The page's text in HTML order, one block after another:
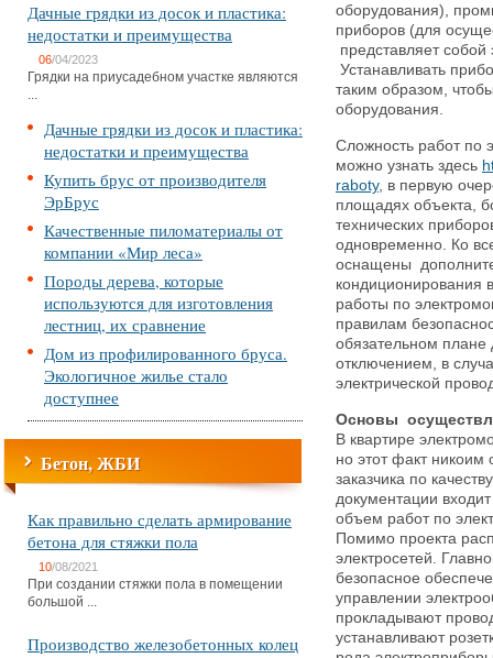
Дачные грядки из досок и пластика:
недостатки и преимущества
06/04/2023
Грядки на приусадебном участке являются
...
Дачные грядки из досок и пластика:
недостатки и преимущества
Купить брус от производителя
ЭрБрус
Качественные пиломатериалы от
компании «Мир леса»
Породы дерева, которые
используются для изготовления
лестниц, их сравнение
Дом из профилированного бруса.
Экологичное жилье стало
доступнее
Бетон, ЖБИ
Как правильно сделать армирование
бетона для стяжки пола
10/08/2021
При создании стяжки пола в помещении
большой ...
Производство железобетонных колец
оборудования),
приборов (для
представляет
Устанавливать
таким образом,
оборудования.
Сложность работ по
можно узнать здесь
raboty, в первую
площадях объекта,
технических
одновременно. Ко
оснащены
кондиционирования
работы по
правилам
обязательном
отключением, в
электрической
Основы
В квартире
но этот факт никоим
заказчика по
документации
объем работ по
Помимо проекта
электросетей.
безопасное
управлении
прокладывают
устанавливают